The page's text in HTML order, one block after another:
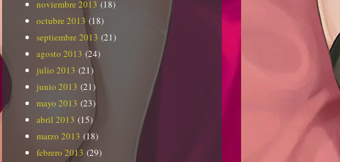
noviembre 2013 (18)
octubre 2013 (18)
septiembre 2013 (21)
agosto 2013 (24)
julio 2013 (21)
junio 2013 (21)
mayo 2013 (23)
abril 2013 (15)
marzo 2013 (18)
febrero 2013 (29)